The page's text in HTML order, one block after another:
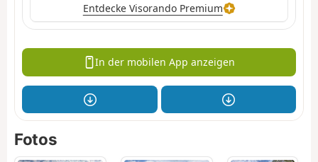
Entdecke Visorando Premium
In der mobilen App anzeigen
Fotos